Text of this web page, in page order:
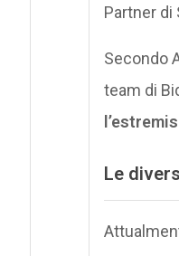
Partner di
Secondo
team di
Le